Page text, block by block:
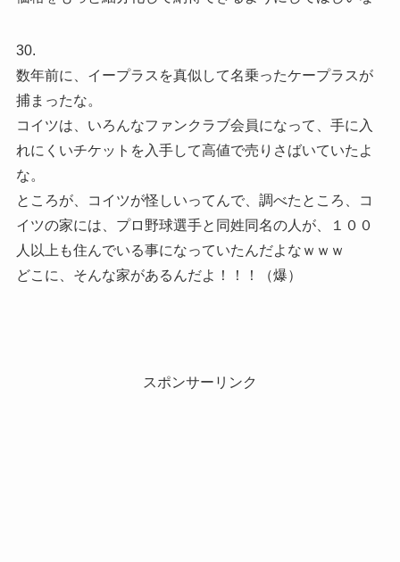
30.
数年前に、イープラスを真似して名乗ったケープラスが
捕まったな。
コイツは、いろんなファンクラブ会員になって、手に入
れにくいチケットを入手して高値で売りさばいていたよ
な。
ところが、コイツが怪しいってんで、調べたところ、コ
イツの家には、プロ野球選手と同姓同名の人が、１００
人以上も住んでいる事になっていたんだよなｗｗｗ
どこに、そんな家があるんだよ！！！（爆）
スポンサーリンク